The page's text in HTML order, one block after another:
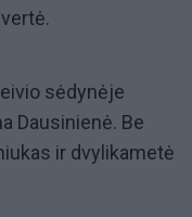
sėdynėje
Dausinienė. Be
ir dvylikametė